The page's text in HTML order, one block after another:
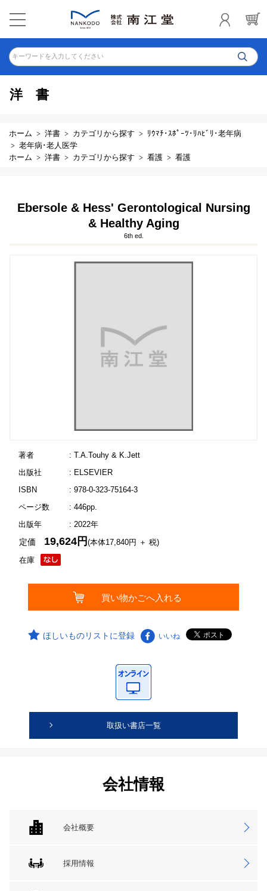
キーワードを入力してください
洋書
ホーム 洋書 カテゴリから探す
ﾘｳﾏﾁ･ｽﾎﾟｰﾂ･ﾘﾊﾋﾞﾘ･老年病
老年病･老人医学
ホーム
洋書 カテゴリから探す 看護 看護
Ebersole & Hess' Gerontological Nursing
& Healthy Aging
6th ed.
著者
: T.A.Touhy & K.Jett
出版社
: ELSEVIER
ISBN
: 978-0-323-75164-3
ページ数
: 446pp.
出版年
: 2022年
在庫
定価 19,624円(本体17,840円 ＋ 税)
ほしいものリストに登録 いいね
取扱い書店一覧
会社情報
会社概要
採用情報